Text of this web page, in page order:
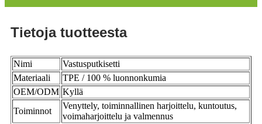
Tietoja tuotteesta
Nimi
Vastusputkisetti
Materiaali
TPE / 100 % luonnonkumia
OEM/ODM Kyllä
Toiminnot
Venyttely, toiminnallinen harjoittelu, kuntoutus,
voimaharjoittelu ja valmennus